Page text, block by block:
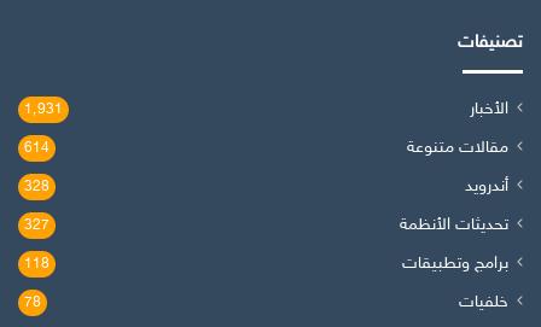
تصنيفات
الأخبار 1٬931
مقالات متنوعة 614
أندرويد 328
تحديثات الأنظمة 327
برامج وتطبيقات 118
خلفيات 78